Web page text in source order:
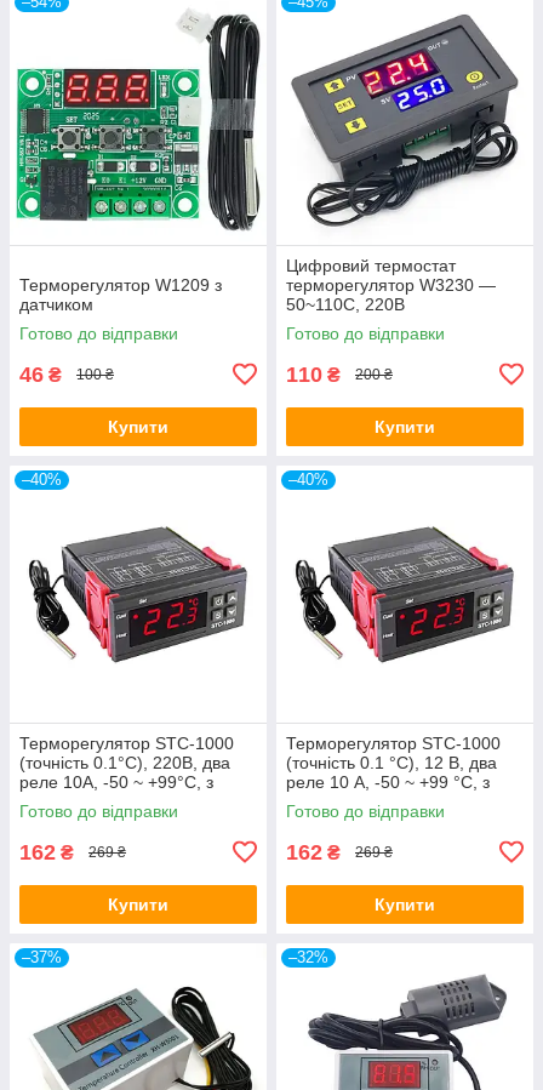
Терморегулятор W1209 з
датчиком
Готово до відправки
46 ₴ 100 ₴
Купити
Цифровий термостат
терморегулятор W3230 —
50~110С, 220В
Готово до відправки
110 ₴ 200 ₴
Купити
–40%
Терморегулятор STC-1000
(точність 0.1°C), 220В, два
реле 10А, -50 ~ +99°C, з
виносним датчиком
Готово до відправки
162 ₴ 269 ₴
Купити
–40%
Терморегулятор STC-1000
(точність 0.1 °C), 12 В, два
реле 10 А, -50 ~ +99 °C, з
виносним датчиком
Готово до відправки
162 ₴ 269 ₴
Купити
–37% –32%